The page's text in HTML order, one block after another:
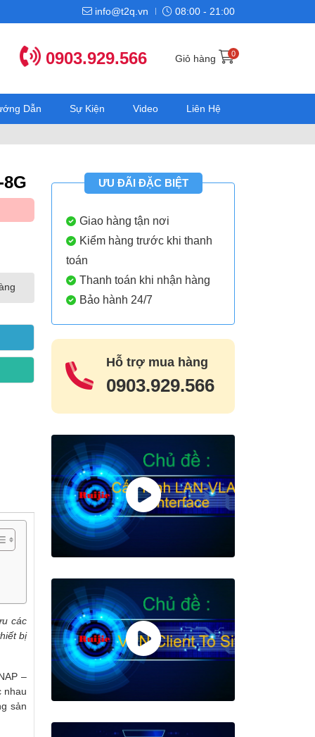
info@t2q.vn 08:00 - 21:00
0903.929.566 Giỏ hàng 0
Dẫn Sự Kiện Video Liên Hệ
các
bị
–
nhau
sản
ƯU ĐÃI ĐẶC BIỆT
Giao hàng tận nơi
Kiểm hàng trước khi thanh
toán
Thanh toán khi nhận hàng
Bảo hành 24/7
Hỗ trợ mua hàng
0903.929.566